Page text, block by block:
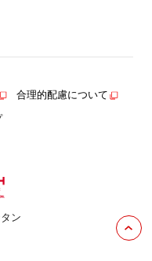
合理的配慮について
ン